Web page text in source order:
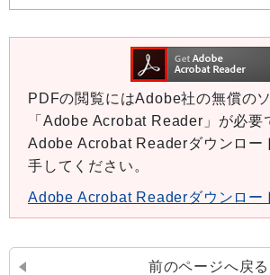
PDFの閲覧にはAdobe社の無償の
「Adobe Acrobat Reader」が必要
Adobe Acrobat Readerダウンロー
手してください。
Adobe Acrobat Readerダウンロー
前のページへ戻る